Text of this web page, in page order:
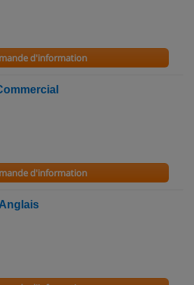
d'information
d'information